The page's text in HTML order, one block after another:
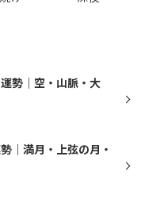
勢｜空・山脈・大
｜満月・上弦の月・